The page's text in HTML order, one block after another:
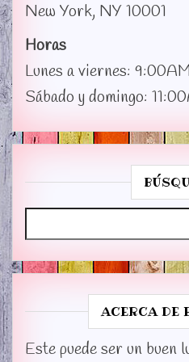
New York, NY 10001
Horas
Lunes a viernes:
Sábado y domingo:
ACERCA DE
Este puede ser un buen